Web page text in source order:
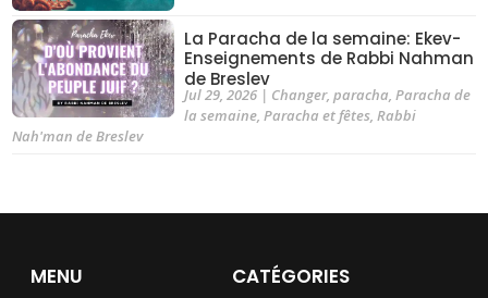
La Paracha de la semaine: Ekev-
Enseignements de Rabbi Nahman
de Breslev
Jul 29, 2026| Changer, paracha, Paracha de
la semaine, Paracha et fêtes, Rabbi
Nah'man de Breslev
MENU CATÉGORIES